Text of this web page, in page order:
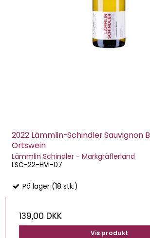
2022 Lämmlin-Schindler Sauvignon
Ortswein
Lämmlin Schindler - Markgräflerland
LSC-22-HVI-07
På lager (18 stk.)
139,00 DKK
Vis produkt